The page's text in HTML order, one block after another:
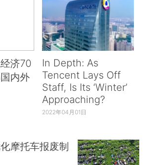
济70
内外
In Depth: As
Tencent Lays Off
Staff, Is Its ‘Winter’
Approaching?
2022年04月01日
摩托车报废制